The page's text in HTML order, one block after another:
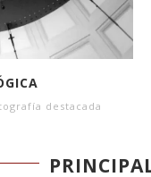
destacada